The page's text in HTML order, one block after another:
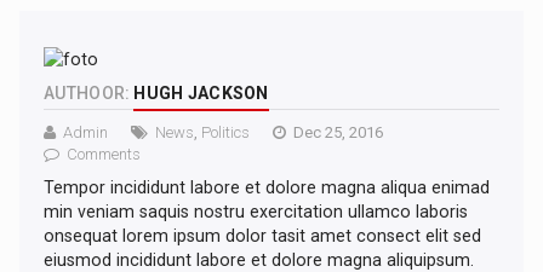
AUTHOOR: HUGH JACKSON
Admin News Politics
Dec 25, 2016
Comments
Tempor incididunt labore et dolore magna aliqua enimad
min veniam saquis nostru exercitation ullamco laboris
onsequat lorem ipsum dolor tasit amet consect elit sed
eiusmod incididunt labore et dolore magna aliquipsum.